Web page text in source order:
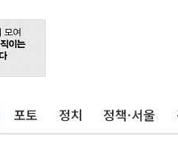
포토 정치 정책·서울